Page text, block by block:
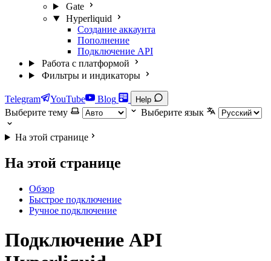
Gate
Hyperliquid
Создание аккаунта
Пополнение
Подключение API
Работа с платформой
Фильтры и индикаторы
Telegram YouTube Blog Help
Выберите тему Выберите язык
На этой странице
На этой странице
Обзор
Быстрое подключение
Ручное подключение
Подключение API